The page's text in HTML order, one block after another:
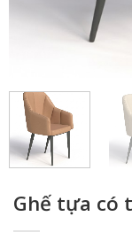
Ghế tựa có